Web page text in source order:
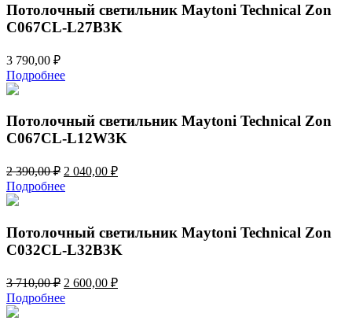
Потолочный светильник Maytoni Technical Zon
C067CL-L27B3K
3 790,00 ₽
Подробнее
Потолочный светильник Maytoni Technical Zon
C067CL-L12W3K
2 390,00₽ Первоначальная
цена
составляла
390,00 ₽.
2 040,00 ₽Текущая
Подробнее
Потолочный светильник Maytoni Technical Zon
C032CL-L32B3K
3 710,00₽ Первоначальная
цена
составляла
2 600,00 ₽Текущая
Подробнее